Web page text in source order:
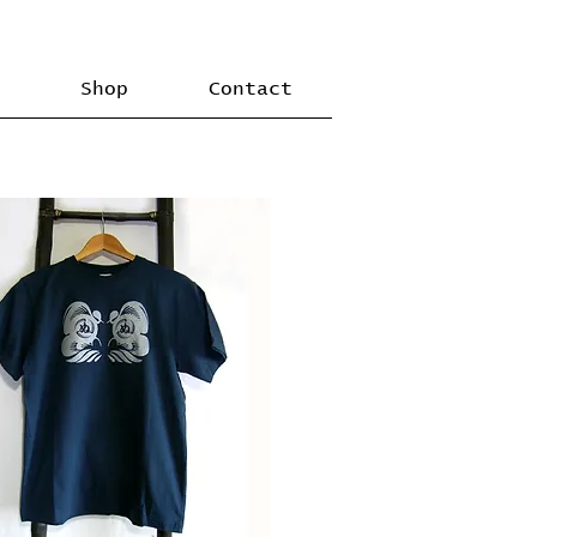
Shop Contact